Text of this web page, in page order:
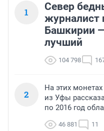
1
Север
журналист
Башкирии
лучший
104 798
2
На этих
из Уфы
по 2016 год
46 881 11